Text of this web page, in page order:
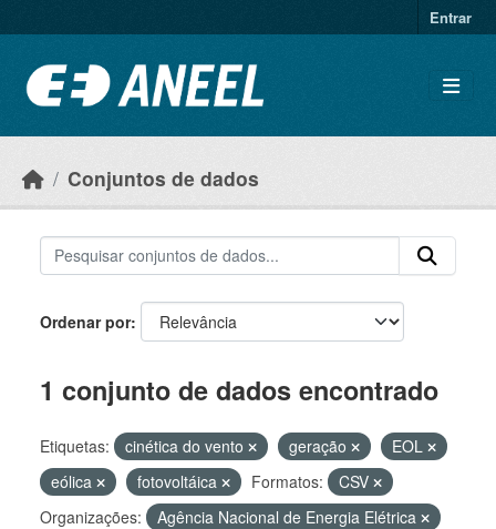
Entrar
Conjuntos de dados
Ordenar por
1 conjunto de dados encontrado
Etiquetas: cinética do vento geração
EOL
eólica
fotovoltáica Formatos:
CSV
Organizações:
Agência Nacional de Energia Elétrica